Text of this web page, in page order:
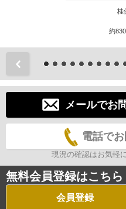
桂
約
メールでお
電話で
現況の確認はお気軽
無料会員登録はこちら
会員登録